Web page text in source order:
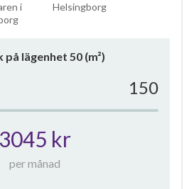
i
Helsingborg
på lägenhet 50 (m²)
150
3045 kr
per månad